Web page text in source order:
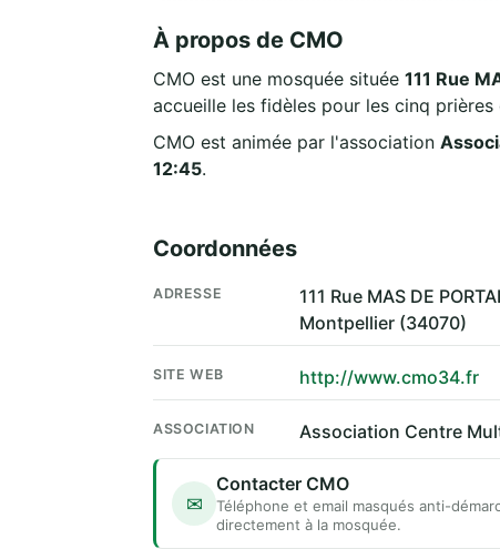
À propos de CMO
CMO est une mosquée située 111 Rue
accueille les fidèles pour les cinq
CMO est animée par l'association
12:45.
Coordonnées
ADRESSE
111 Rue MAS DE
Montpellier (34070)
SITE WEB http://www.cmo34.fr
ASSOCIATION Association Centre
✉
Contacter CMO
Téléphone et email masqués anti-
directement à la mosquée.